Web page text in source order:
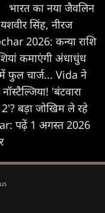
भारत का नया जैवलिन
सिंह, नीरज
2026: कन्या राशि
कमाएंगी अंधाधुंध
फुल चार्ज... Vida ने
'बंटवारा
बड़ा जोखिम ले रहे
पढ़ें 1 अगस्त 2026